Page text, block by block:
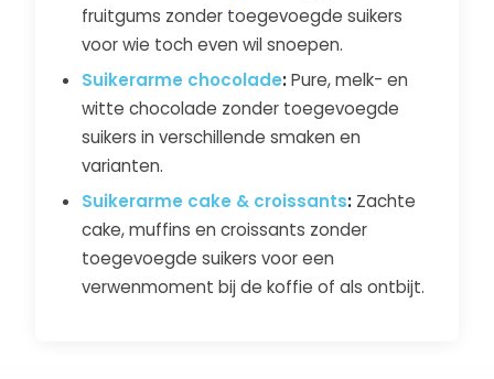
fruitgums zonder toegevoegde suikers
voor wie toch even wil snoepen.
Suikerarme chocolade:Pure, melk- en
witte chocolade zonder toegevoegde
suikers in verschillende smaken en
varianten.
Suikerarme cake & croissants: Zachte
cake, muffins en croissants zonder
toegevoegde suikers voor een
verwenmoment bij de koffie of als ontbijt.